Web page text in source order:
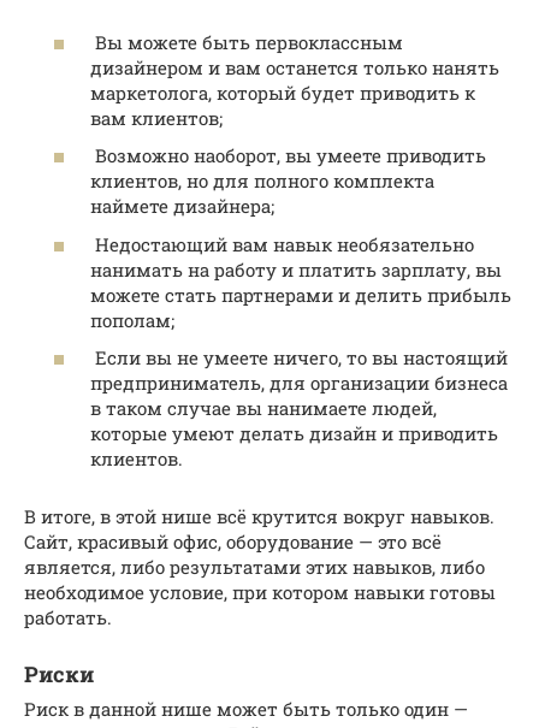
Вы можете быть первоклассным
дизайнером и вам останется только нанять
маркетолога, который будет приводить к
вам клиентов;
Возможно наоборот, вы умеете приводить
клиентов, но для полного комплекта
наймете дизайнера;
Недостающий вам навык необязательно
нанимать на работу и платить зарплату, вы
можете стать партнерами и делить прибыль
пополам;
Если вы не умеете ничего, то вы настоящий
предприниматель, для организации бизнеса
в таком случае вы нанимаете людей,
которые умеют делать дизайн и приводить
клиентов.
В итоге, в этой нише всё крутится вокруг навыков.
Сайт, красивый офис, оборудование — это всё
является, либо результатами этих навыков, либо
необходимое условие, при котором навыки готовы
работать.
Риски
Риск в данной нише может быть только один —